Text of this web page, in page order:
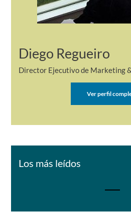
Diego Regueiro
Director Ejecutivo de Marketing
Ver perfil
Los más leídos